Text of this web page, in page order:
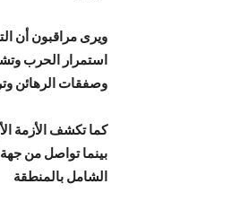
ويرى مراقبون أن
استمرار الحرب
وصفقات الرهائن
كما تكشف الأزمة
بينما تواصل من
الشامل بالمنطقة